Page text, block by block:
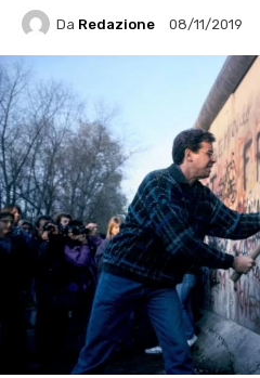
Da Redazione 08/11/2019